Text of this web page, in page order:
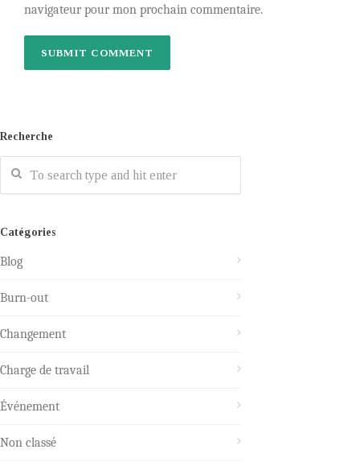
navigateur pour mon prochain commentaire.
Recherche
Catégories
Blog
Burn-out
Changement
Charge de travail
Événement
Non classé